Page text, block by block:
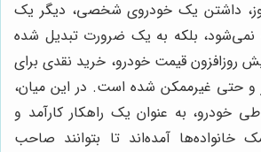
داشتن یک خودروی شخصی، دیگر یک
بلکه به یک ضرورت تبدیل شده
روزافزون قیمت خودرو، خرید نقدی برای
و حتی غیرممکن شده است. در این میان،
خودرو، به عنوان یک راهکار کارآمد و
خانواده‌ها آمده‌اند تا بتوانند صاحب